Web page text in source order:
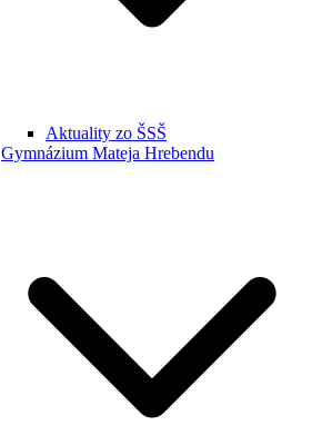
Aktuality zo ŠSŠ
Gymnázium Mateja Hrebendu